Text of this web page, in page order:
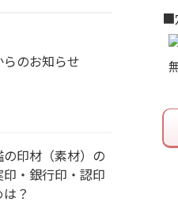
らのお知らせ
の印材（素材）の
印・銀行印・認印
？